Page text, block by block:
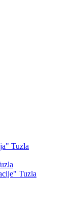
Tuzla
Tuzla